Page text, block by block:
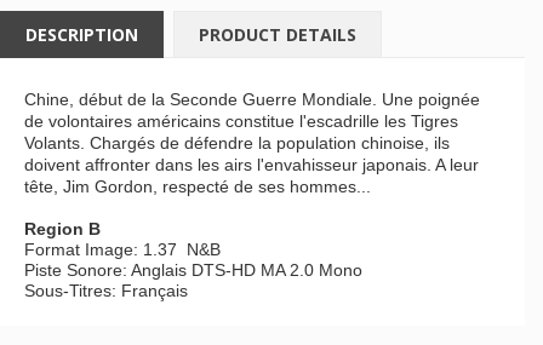
DESCRIPTION PRODUCT DETAILS
Chine, début de la Seconde Guerre Mondiale. Une poignée
de volontaires américains constitue l'escadrille les Tigres
Volants. Chargés de défendre la population chinoise, ils
doivent affronter dans les airs l'envahisseur japonais. A leur
tête, Jim Gordon, respecté de ses hommes...
Region B
Format Image: 1.37 N&B
Piste Sonore: Anglais DTS-HD MA 2.0 Mono
Sous-Titres: Français